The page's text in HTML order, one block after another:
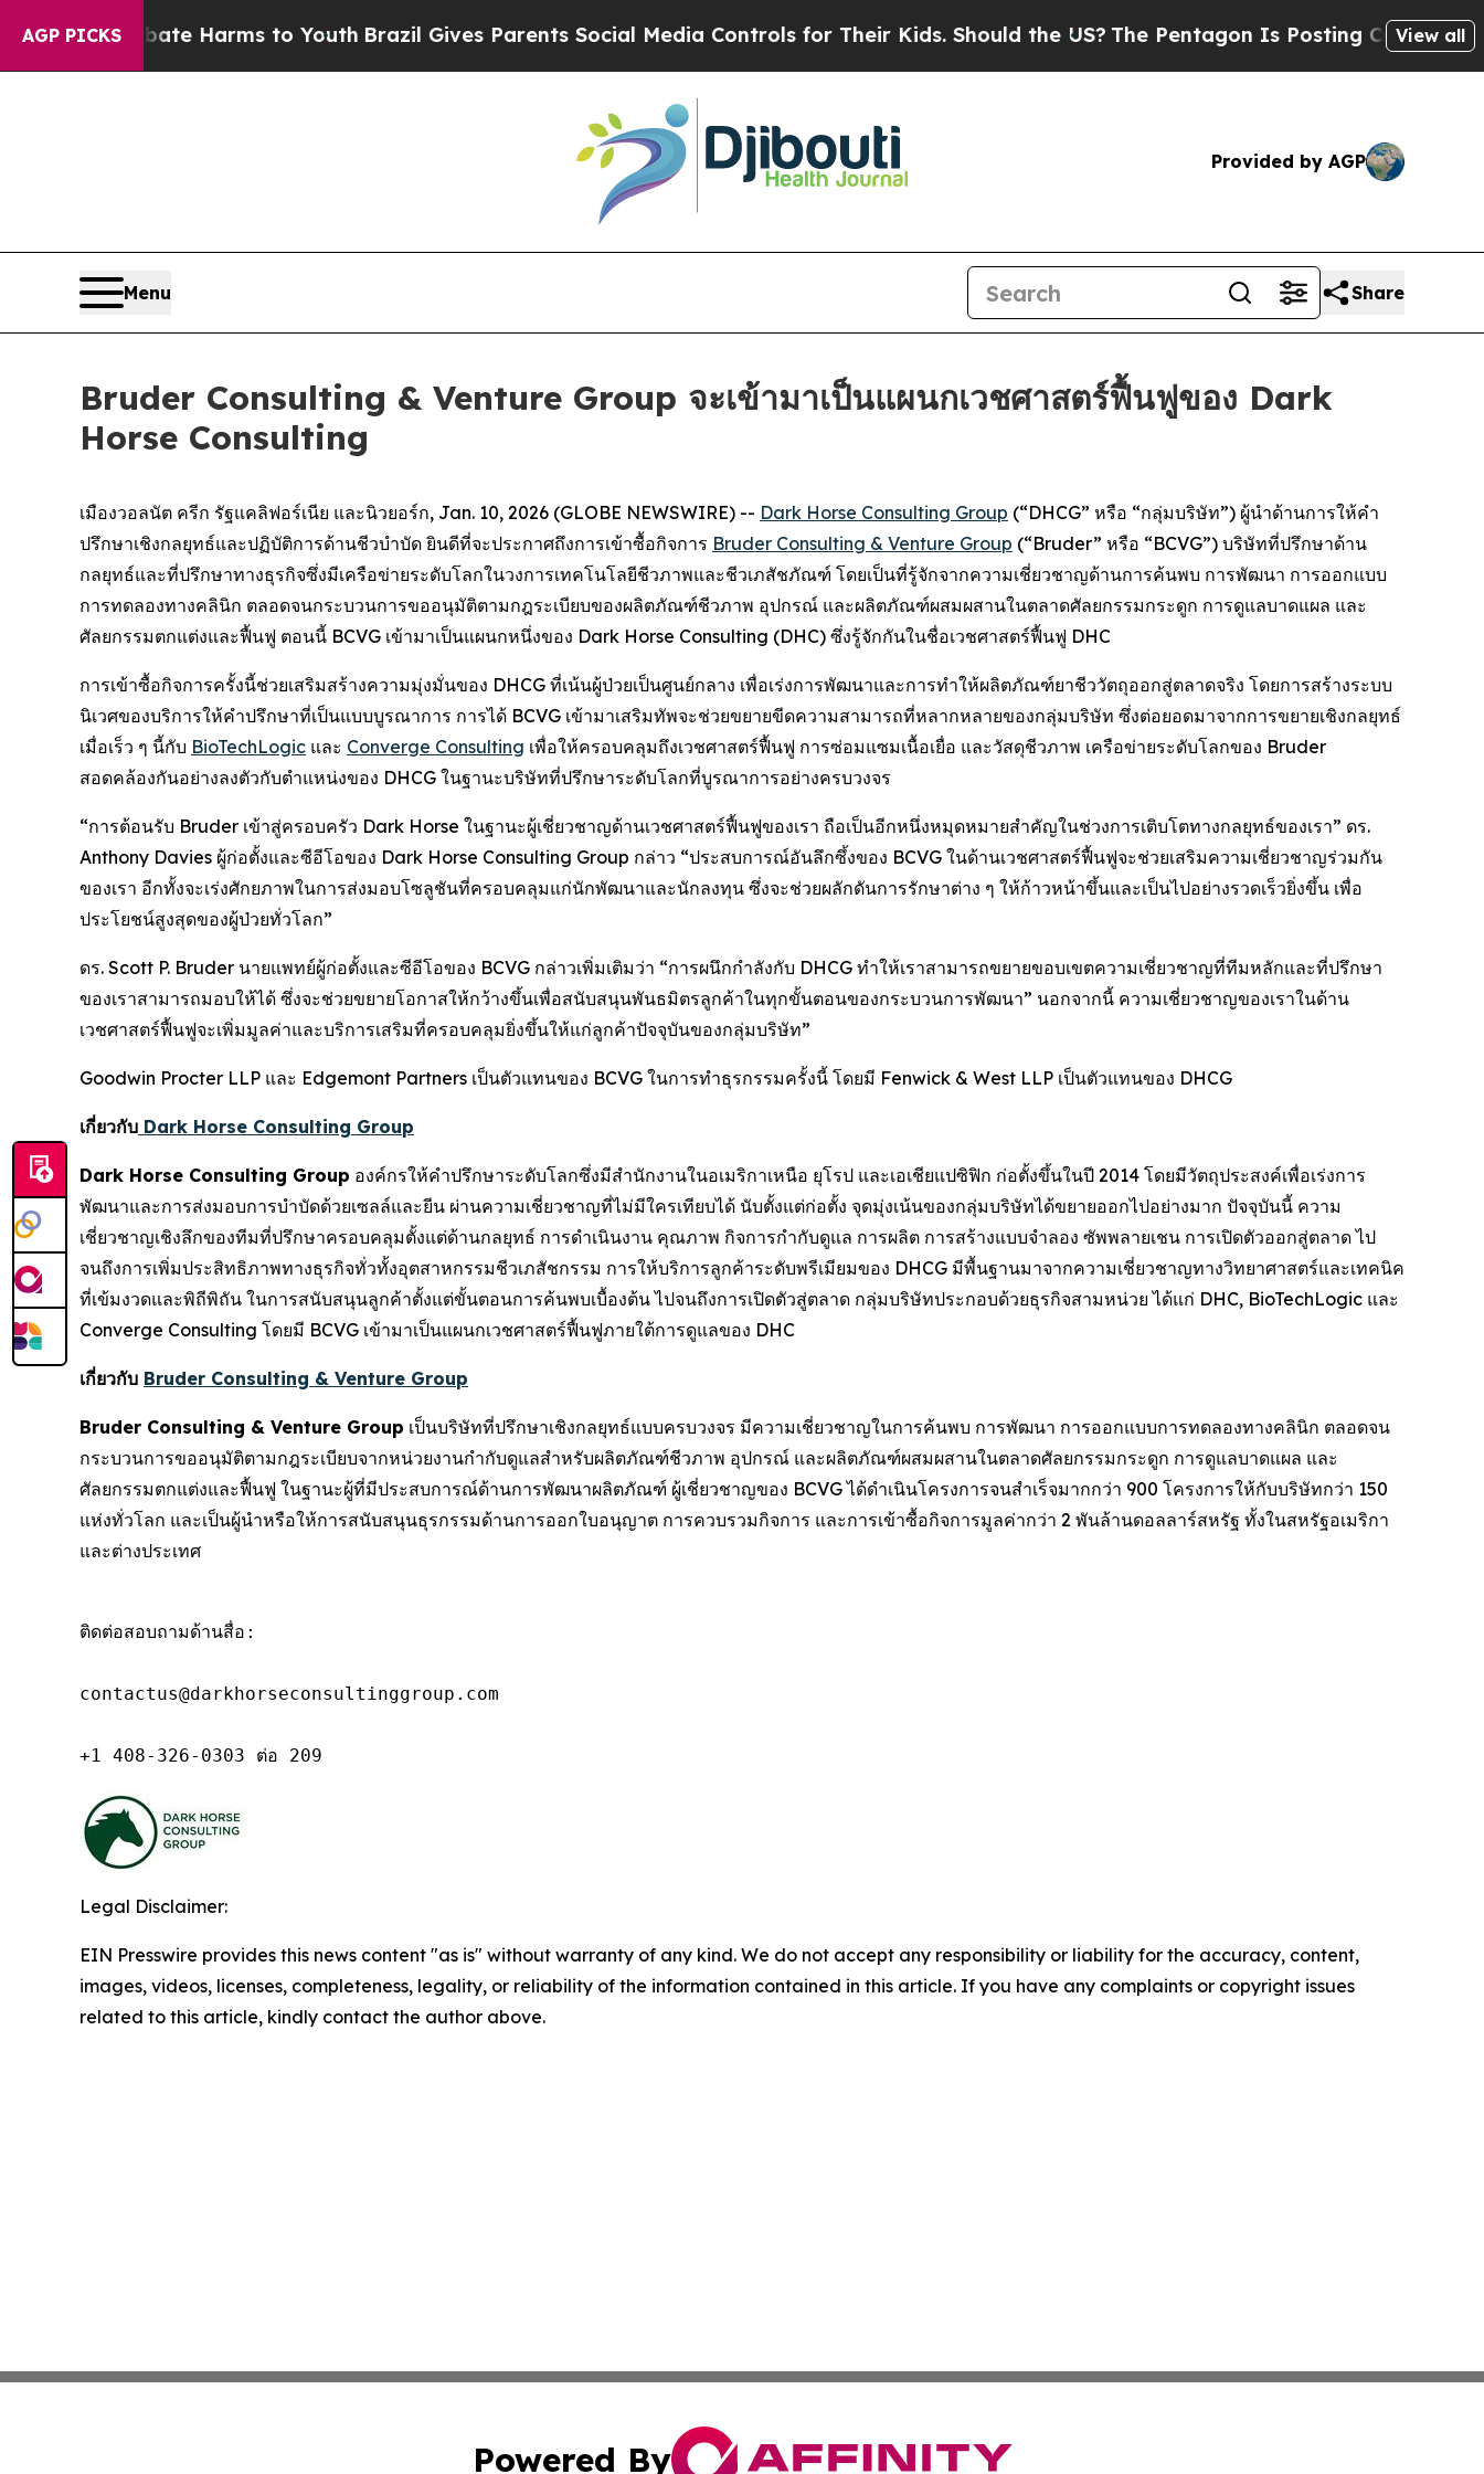
AGP PICKS
to Abate Harms to YouthBrazil Gives Parents Social Media Controls for Their Kids. Should the US?The Pentagon Is Posting Cryptic Biblical
View all
Provided by AGP
Menu Share
Bruder Consulting & Venture Group จะเข้ามาเป็นแผนกเวชศาสตร์ฟื้นฟูของ Dark
Horse Consulting
เมืองวอลนัต ครีก รัฐแคลิฟอร์เนีย และนิวยอร์ก, Jan. 10, 2026 (GLOBE NEWSWIRE) -- Dark Horse Consulting Group (“DHCG” หรือ “กลุ่มบริษัท”) ผู้นำด้านการให้คำ
ปรึกษาเชิงกลยุทธ์และปฏิบัติการด้านชีวบำบัด ยินดีที่จะประกาศถึงการเข้าซื้อกิจการ Bruder Consulting & Venture Group (“Bruder” หรือ “BCVG”) บริษัทที่ปรึกษาด้าน
กลยุทธ์และที่ปรึกษาทางธุรกิจซึ่งมีเครือข่ายระดับโลกในวงการเทคโนโลยีชีวภาพและชีวเภสัชภัณฑ์ โดยเป็นที่รู้จักจากความเชี่ยวชาญด้านการค้นพบ การพัฒนา การออกแบบ
การทดลองทางคลินิก ตลอดจนกระบวนการขออนุมัติตามกฎระเบียบของผลิตภัณฑ์ชีวภาพ อุปกรณ์ และผลิตภัณฑ์ผสมผสานในตลาดศัลยกรรมกระดูก การดูแลบาดแผล และ
ศัลยกรรมตกแต่งและฟื้นฟู ตอนนี้ BCVG เข้ามาเป็นแผนกหนึ่งของ Dark Horse Consulting (DHC) ซึ่งรู้จักกันในชื่อเวชศาสตร์ฟื้นฟู DHC
การเข้าซื้อกิจการครั้งนี้ช่วยเสริมสร้างความมุ่งมั่นของ DHCG ที่เน้นผู้ป่วยเป็นศูนย์กลาง เพื่อเร่งการพัฒนาและการทำให้ผลิตภัณฑ์ยาชีววัตถุออกสู่ตลาดจริง โดยการสร้างระบบ
นิเวศของบริการให้คำปรึกษาที่เป็นแบบบูรณาการ การได้ BCVG เข้ามาเสริมทัพจะช่วยขยายขีดความสามารถที่หลากหลายของกลุ่มบริษัท ซึ่งต่อยอดมาจากการขยายเชิงกลยุทธ์
เมื่อเร็ว ๆ นี้กับ BioTechLogic และ Converge Consulting เพื่อให้ครอบคลุมถึงเวชศาสตร์ฟื้นฟู การซ่อมแซมเนื้อเยื่อ และวัสดุชีวภาพ เครือข่ายระดับโลกของ Bruder
สอดคล้องกันอย่างลงตัวกับตำแหน่งของ DHCG ในฐานะบริษัทที่ปรึกษาระดับโลกที่บูรณาการอย่างครบวงจร
“การต้อนรับ Bruder เข้าสู่ครอบครัว Dark Horse ในฐานะผู้เชี่ยวชาญด้านเวชศาสตร์ฟื้นฟูของเรา ถือเป็นอีกหนึ่งหมุดหมายสำคัญในช่วงการเติบโตทางกลยุทธ์ของเรา” ดร.
Anthony Davies ผู้ก่อตั้งและซีอีโอของ Dark Horse Consulting Group กล่าว “ประสบการณ์อันลึกซึ้งของ BCVG ในด้านเวชศาสตร์ฟื้นฟูจะช่วยเสริมความเชี่ยวชาญร่วมกัน
ของเรา อีกทั้งจะเร่งศักยภาพในการส่งมอบโซลูชันที่ครอบคลุมแก่นักพัฒนาและนักลงทุน ซึ่งจะช่วยผลักดันการรักษาต่าง ๆ ให้ก้าวหน้าขึ้นและเป็นไปอย่างรวดเร็วยิ่งขึ้น เพื่อ
ประโยชน์สูงสุดของผู้ป่วยทั่วโลก”
ดร. Scott P. Bruder นายแพทย์ผู้ก่อตั้งและซีอีโอของ BCVG กล่าวเพิ่มเติมว่า “การผนึกกำลังกับ DHCG ทำให้เราสามารถขยายขอบเขตความเชี่ยวชาญที่ทีมหลักและที่ปรึกษา
ของเราสามารถมอบให้ได้ ซึ่งจะช่วยขยายโอกาสให้กว้างขึ้นเพื่อสนับสนุนพันธมิตรลูกค้าในทุกขั้นตอนของกระบวนการพัฒนา” นอกจากนี้ ความเชี่ยวชาญของเราในด้าน
เวชศาสตร์ฟื้นฟูจะเพิ่มมูลค่าและบริการเสริมที่ครอบคลุมยิ่งขึ้นให้แก่ลูกค้าปัจจุบันของกลุ่มบริษัท”
Goodwin Procter LLP และ Edgemont Partners เป็นตัวแทนของ BCVG ในการทำธุรกรรมครั้งนี้ โดยมี Fenwick & West LLP เป็นตัวแทนของ DHCG
เกี่ยวกับ Dark Horse Consulting Group
Dark Horse Consulting Group องค์กรให้คำปรึกษาระดับโลกซึ่งมีสำนักงานในอเมริกาเหนือ ยุโรป และเอเชียแปซิฟิก ก่อตั้งขึ้นในปี 2014 โดยมีวัตถุประสงค์เพื่อเร่งการ
พัฒนาและการส่งมอบการบำบัดด้วยเซลล์และยีน ผ่านความเชี่ยวชาญที่ไม่มีใครเทียบได้ นับตั้งแต่ก่อตั้ง จุดมุ่งเน้นของกลุ่มบริษัทได้ขยายออกไปอย่างมาก ปัจจุบันนี้ ความ
เชี่ยวชาญเชิงลึกของทีมที่ปรึกษาครอบคลุมตั้งแต่ด้านกลยุทธ์ การดำเนินงาน คุณภาพ กิจการกำกับดูแล การผลิต การสร้างแบบจำลอง ซัพพลายเชน การเปิดตัวออกสู่ตลาด ไป
จนถึงการเพิ่มประสิทธิภาพทางธุรกิจทั่วทั้งอุตสาหกรรมชีวเภสัชกรรม การให้บริการลูกค้าระดับพรีเมียมของ DHCG มีพื้นฐานมาจากความเชี่ยวชาญทางวิทยาศาสตร์และเทคนิค
ที่เข้มงวดและพิถีพิถัน ในการสนับสนุนลูกค้าตั้งแต่ขั้นตอนการค้นพบเบื้องต้น ไปจนถึงการเปิดตัวสู่ตลาด กลุ่มบริษัทประกอบด้วยธุรกิจสามหน่วย ได้แก่ DHC, BioTechLogic และ
Converge Consulting โดยมี BCVG เข้ามาเป็นแผนกเวชศาสตร์ฟื้นฟูภายใต้การดูแลของ DHC
เกี่ยวกับ Bruder Consulting & Venture Group
Bruder Consulting & Venture Group เป็นบริษัทที่ปรึกษาเชิงกลยุทธ์แบบครบวงจร มีความเชี่ยวชาญในการค้นพบ การพัฒนา การออกแบบการทดลองทางคลินิก ตลอดจน
กระบวนการขออนุมัติตามกฎระเบียบจากหน่วยงานกำกับดูแลสำหรับผลิตภัณฑ์ชีวภาพ อุปกรณ์ และผลิตภัณฑ์ผสมผสานในตลาดศัลยกรรมกระดูก การดูแลบาดแผล และ
ศัลยกรรมตกแต่งและฟื้นฟู ในฐานะผู้ที่มีประสบการณ์ด้านการพัฒนาผลิตภัณฑ์ ผู้เชี่ยวชาญของ BCVG ได้ดำเนินโครงการจนสำเร็จมากกว่า 900 โครงการให้กับบริษัทกว่า 150
แห่งทั่วโลก และเป็นผู้นำหรือให้การสนับสนุนธุรกรรมด้านการออกใบอนุญาต การควบรวมกิจการ และการเข้าซื้อกิจการมูลค่ากว่า 2 พันล้านดอลลาร์สหรัฐ ทั้งในสหรัฐอเมริกา
และต่างประเทศ
ติดต่อสอบถามด้านสื่อ:
contactus@darkhorseconsultinggroup.com
+1 408-326-0303 ต่อ 209
Legal Disclaimer:
EIN Presswire provides this news content "as is" without warranty of any kind. We do not accept any responsibility or liability for the accuracy, content,
images, videos, licenses, completeness, legality, or reliability of the information contained in this article. If you have any complaints or copyright issues
related to this article, kindly contact the author above.
Powered By